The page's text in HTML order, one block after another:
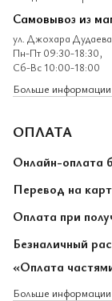
Самовывоз из
ул. Джохара
Пн-Пт 09:30-18:30,
Сб-Вс 10:00-18:00
Больше информации
ОПЛАТА
Онлайн-оплата
Перевод на
Оплата при
Безналичный
«Оплата
Больше